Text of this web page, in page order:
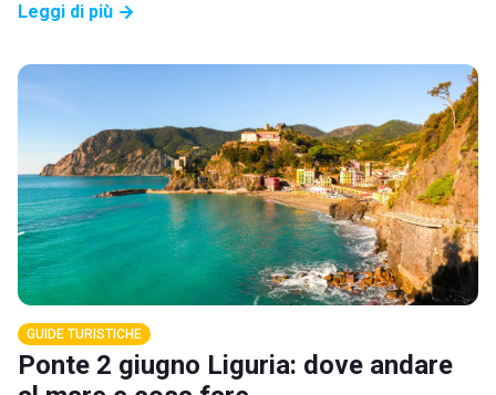
Leggi di più
GUIDE TURISTICHE
Ponte 2 giugno Liguria: dove andare